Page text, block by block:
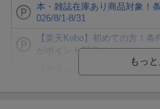
本・雑誌在庫あり商品対象！
026/8/1-8/31
【楽天Kobo】初めての方！
がポイント20倍